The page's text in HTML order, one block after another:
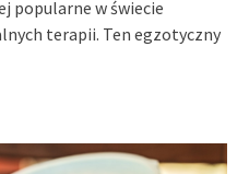
popularne w świecie
terapii. Ten egzotyczny